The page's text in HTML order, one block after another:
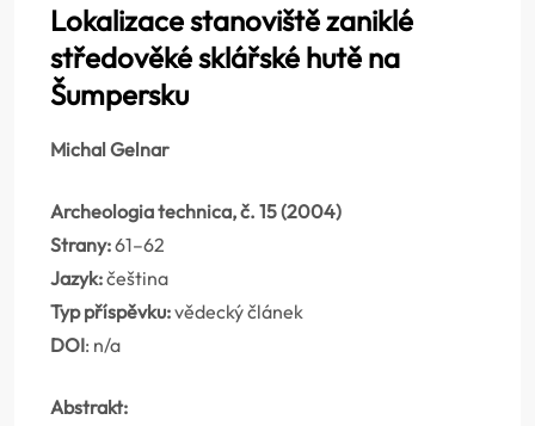
Lokalizace stanoviště zaniklé
středověké sklářské hutě na
Šumpersku
Michal Gelnar
Archeologia technica, č. 15 (2004)
Strany:61–62
Jazyk:čeština
Typ příspěvku:vědecký článek
DOI: n/a
Abstrakt: